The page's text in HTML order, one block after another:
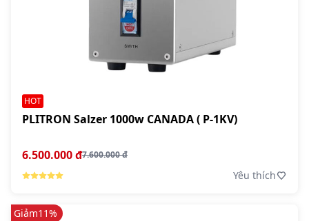
HOT
PLITRON Salzer 1000w CANADA ( P-1KV)
6.500.000 đ7.600.000 đ
Yêu thích
Giảm11%